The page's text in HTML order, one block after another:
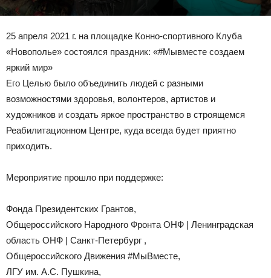
25 апреля 2021 г. на площадке Конно-спортивного Клуба
«Новополье» состоялся праздник: «#Мывместе создаем
яркий мир»
Его Целью было объединить людей с разными
возможностями здоровья, волонтеров, артистов и
художников и создать яркое пространство в строящемся
Реабилитационном Центре, куда всегда будет приятно
приходить.
Мероприятие прошло при поддержке:
Фонда Президентских Грантов,
Общероссийского Народного Фронта ОНФ | Ленинградская
область ОНФ | Санкт-Петербург ,
Общероссийского Движения #МыВместе,
ЛГУ им. А.С. Пушкина,